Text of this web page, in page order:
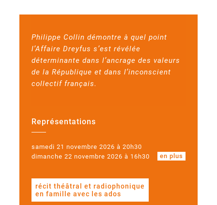
Philippe Collin démontre à quel point
l’Affaire Dreyfus s’est révélée
déterminante dans l’ancrage des valeurs
de la République et dans l’inconscient
collectif français.
Représentations
samedi 21 novembre 2026 à 20h30
dimanche 22 novembre 2026 à 16h30
en plus
récit théâtral et radiophonique
en famille avec les ados